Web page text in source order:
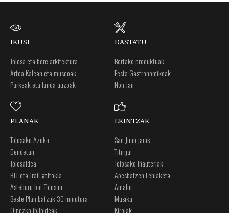
IKUSI
Tolosa eta bere arkitektura
Artea Kalean eta museoak
Parkeak eta landa auzoak
DASTATU
Bertako produktuak
Festa Gastronomikoak
Non Jan
PLANAK
Tolosako Azoka
Dendetan
Tolosaldea
BTT eta Trail geltokia
Asteburu bat Tolosan
Beste Plan batzuk 30 minutura
Oinezko ibilbideak
EKINTZAK
San Juan jaiak
Titirijai
Tolosako Iñauteriak
Abesbatzen Lehiaketa
Amalur
Musika
Kirolak